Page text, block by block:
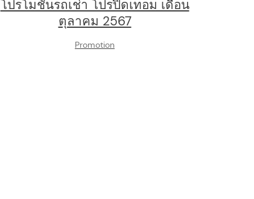
โปรโมชั่นรถเช่า โปรปิดเทอม เดือน
ตุลาคม 2567
Promotion